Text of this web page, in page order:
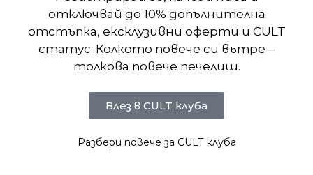
Отзиви (0)
Подобни продукти
отключвай до 10% допълнителна
отстъпка, ексклузивни оферти и CULT
статус. Колкото повече си вътре –
толкова повече печелиш.
Влез в CULT клуба
Разбери повече за CULT клуба